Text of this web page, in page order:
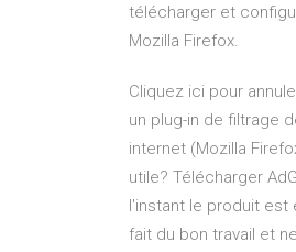
télécharger et
Mozilla Firefox.
Cliquez ici pour
un plug-in de filtrage
internet (Mozilla
utile? Télécharger
l'instant le produit est
fait du bon travail et